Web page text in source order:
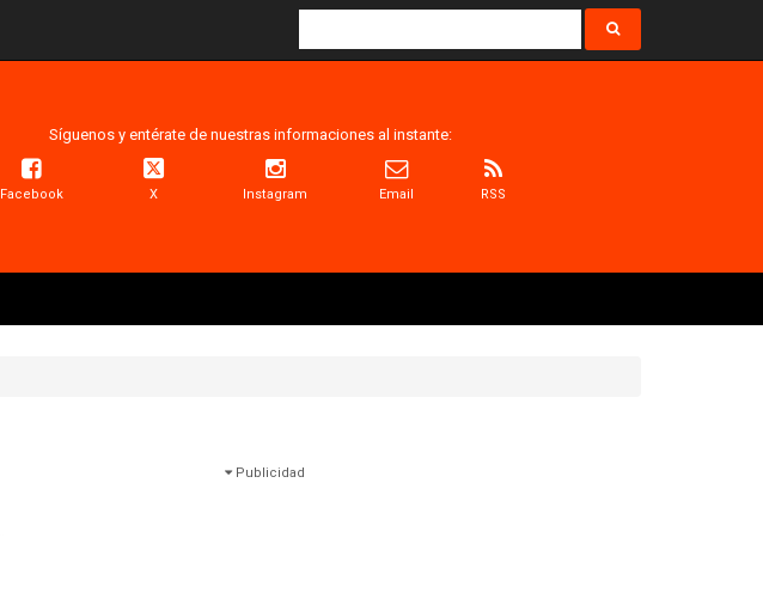
Síguenos y entérate de nuestras informaciones al instante:
Facebook X Instagram Email RSS
Publicidad